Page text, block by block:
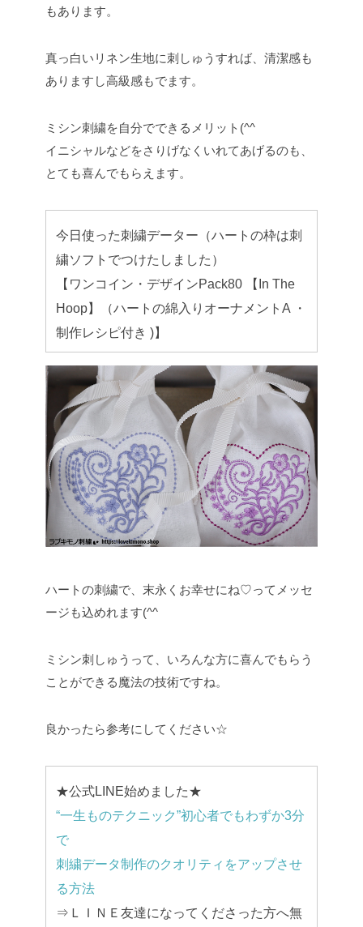
もあります。
真っ白いリネン生地に刺しゅうすれば、清潔感も
ありますし高級感もでます。
ミシン刺繍を自分でできるメリット(^^
イニシャルなどをさりげなくいれてあげるのも、
とても喜んでもらえます。
今日使った刺繍データー（ハートの枠は刺
繍ソフトでつけたしました）
【ワンコイン・デザインPack80 【In The
Hoop】（ハートの綿入りオーナメントA ・
制作レシピ付き )】
ハートの刺繍で、末永くお幸せにね♡ってメッセ
ージも込めれます(^^
ミシン刺しゅうって、いろんな方に喜んでもらう
ことができる魔法の技術ですね。
良かったら参考にしてください☆
★公式LINE始めました★
“一生ものテクニック”初心者でもわずか3分
で
刺繍データ制作のクオリティをアップさせ
る方法
⇒ＬＩＮＥ友達になってくださった方へ無